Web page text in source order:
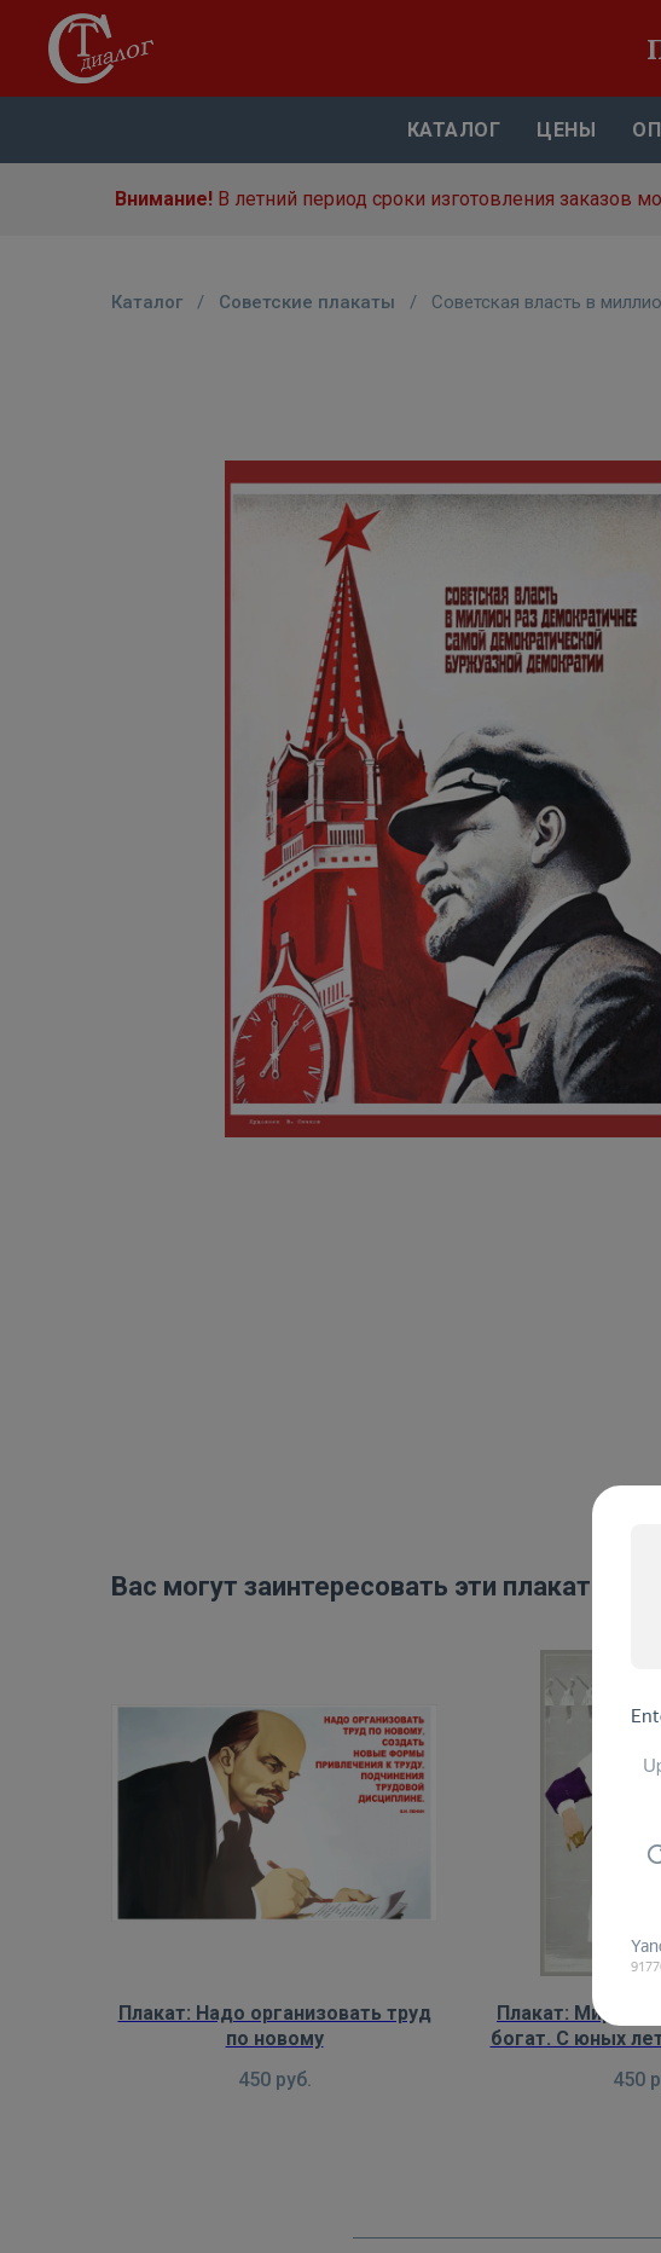
КАТАЛОГ ЦЕНЫ
Внимание! В летний период сроки изготовления заказов
Каталог / Советские плакаты / Советская власть в
Вас могут заинтересовать эти плакаты:
Плакат: Надо организовать труд
по новому
450 руб.
Плакат: Мир
богат. С юных
450